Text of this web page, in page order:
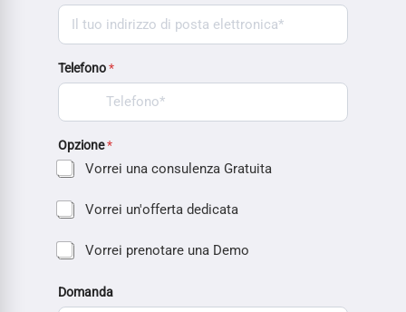
Telefono*
Opzione*
Vorrei una consulenza Gratuita
Vorrei un'offerta dedicata
Vorrei prenotare una Demo
Domanda